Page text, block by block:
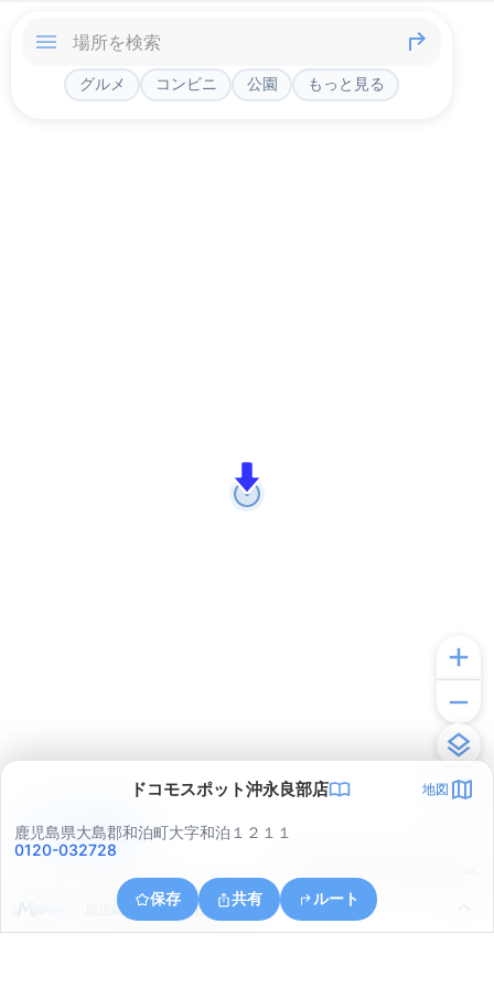
グルメ コンビニ 公園 もっと見る
ドコモスポット沖永良部店 地図
鹿児島県大島郡和泊町大字和泊１２１１
0120-032728
保存 共有 ルート
鹿児島県大島郡和泊町玉城
アプリで見る